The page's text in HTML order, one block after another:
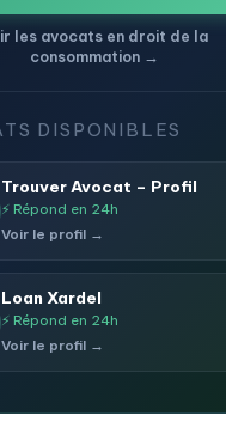
les avocats en droit de la
consommation →
DISPONIBLES
Trouver Avocat – Profil
⚡ Répond en 24h
Voir le profil →
Loan Xardel
⚡ Répond en 24h
Voir le profil →